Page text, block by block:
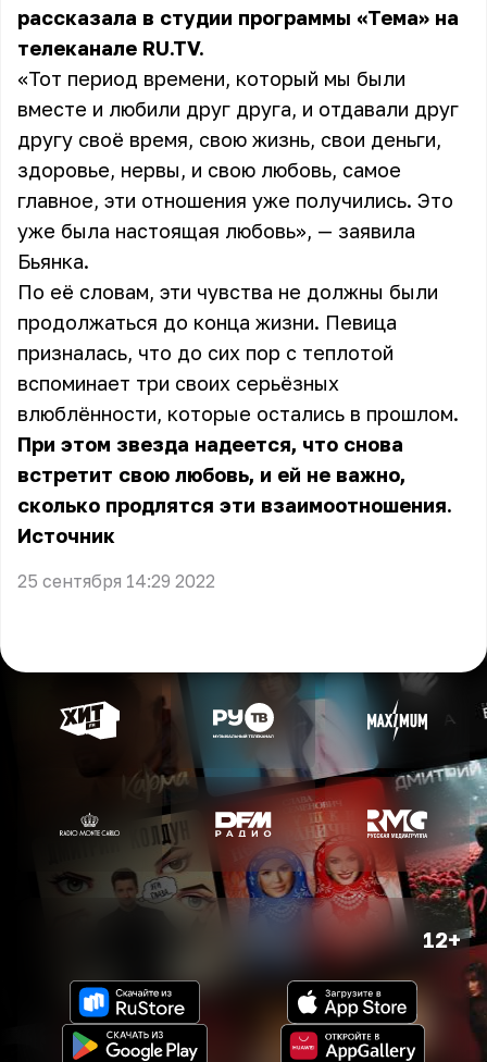
рассказала в студии программы «Тема» на
телеканале RU.TV.
«Тот период времени, который мы были
вместе и любили друг друга, и отдавали друг
другу своё время, свою жизнь, свои деньги,
здоровье, нервы, и свою любовь, самое
главное, эти отношения уже получились. Это
уже была настоящая любовь», — заявила
Бьянка.
По её словам, эти чувства не должны были
продолжаться до конца жизни. Певица
призналась, что до сих пор с теплотой
вспоминает три своих серьёзных
влюблённости, которые остались в прошлом.
При этом звезда надеется, что снова
встретит свою любовь, и ей не важно,
сколько продлятся эти взаимоотношения.
Источник
25 сентября 14:29 2022
12+